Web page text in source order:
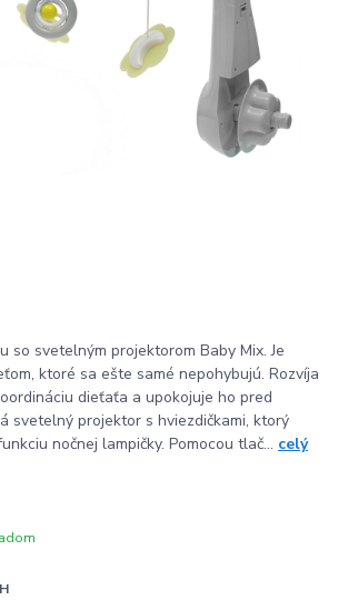
so svetelným projektorom Baby Mix. Je
ktoré sa ešte samé nepohybujú. Rozvíja
dieťaťa a upokojuje ho pred
svetelný projektor s hviezdičkami, ktorý
nočnej lampičky. Pomocou tlač... celý